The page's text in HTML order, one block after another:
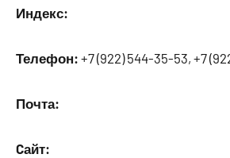
Индекс:
Телефон: +7 (922) 544-35-53, +7
Почта:
Cайт: